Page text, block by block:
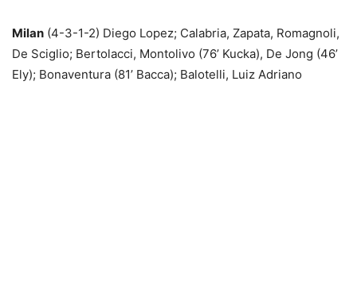
Milan (4-3-1-2) Diego Lopez; Calabria, Zapata, Romagnoli,
De Sciglio; Bertolacci, Montolivo (76’ Kucka), De Jong (46’
Ely); Bonaventura (81’ Bacca); Balotelli, Luiz Adriano